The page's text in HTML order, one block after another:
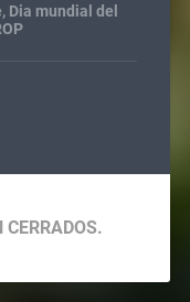
, Dia mundial del